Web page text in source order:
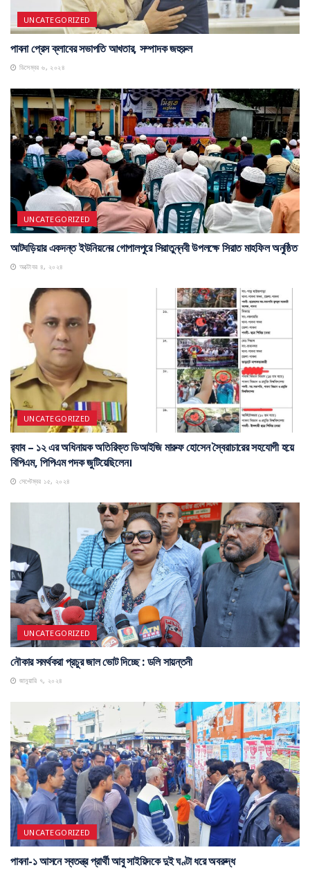
UNCATEGORIZED
পাবনা প্রেস ক্লাবের সভাপতি আখতার, সম্পাদক জহুরুল
ডিসেম্বর ৬, ২০২৪
UNCATEGORIZED
আটঘড়িয়ার একদন্ত ইউনিয়নের গোপালপুরে সিরাতুন্নবী উপলক্ষে সিরাত মাহফিল অনুষ্ঠিত
অক্টোবর ৪, ২০২৪
UNCATEGORIZED
র‍্যাব – ১২ এর অধিনায়ক অতিরিক্ত ডিআইজি মারুফ হোসেন স্বৈরাচারের সহযোগী হয়ে
বিপিএম, পিপিএম পদক জুটিয়েছিলেন।
সেপ্টেম্বর ১৫, ২০২৪
UNCATEGORIZED
নৌকার সমর্থকরা প্রচুর জাল ভোট দিচ্ছে : ডলি সায়ন্তনী
জানুয়ারি ৭, ২০২৪
UNCATEGORIZED
পাবনা-১ আসনে স্বতন্ত্র প্রার্থী আবু সাইয়িদকে দুই ঘণ্টা ধরে অবরুদ্ধ